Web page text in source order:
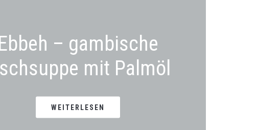
– gambische
mit Palmöl
WEITERLESEN